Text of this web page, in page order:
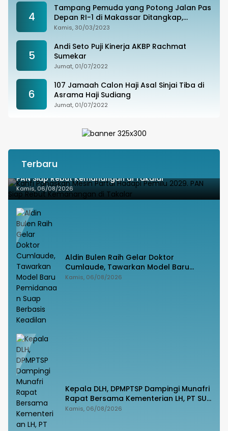
4
Tampang Pemuda yang Potong Jalan Pas
Depan RI-1 di Makassar Ditangkap,
Ternyata Joki Balapan Liar
Kamis, 30/03/2023
5
Andi Seto Puji Kinerja AKBP Rachmat
Sumekar
Jumat, 01/07/2022
6
107 Jamaah Calon Haji Asal Sinjai Tiba di
Asrama Haji Sudiang
Jumat, 01/07/2022
Terbaru
Kahfi Panaskan Mesin Partai Hadapi Pemilu 2029.
PAN Siap Rebut Kemanangan di Takalar
Kamis, 06/08/2026
Aldin Bulen Raih Gelar Doktor
Cumlaude, Tawarkan Model Baru
Pemidanaan Suap Berbasis Keadilan
Kamis, 06/08/2026
Kepala DLH, DPMPTSP Dampingi Munafri
Rapat Bersama Kementerian LH, PT SUS
dan Masyarakat
Kamis, 06/08/2026